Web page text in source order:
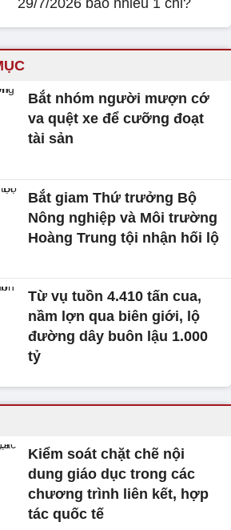
29/7/2026 bao nhiêu 1 chỉ?
Bắt nhóm người mượn cớ
va quệt xe để cưỡng đoạt
tài sản
Bắt giam Thứ trưởng Bộ
Nông nghiệp và Môi trường
Hoàng Trung tội nhận hối lộ
Từ vụ tuồn 4.410 tấn cua,
nầm lợn qua biên giới, lộ
đường dây buôn lậu 1.000
tỷ
Kiểm soát chặt chẽ nội
dung giáo dục trong các
chương trình liên kết, hợp
tác quốc tế